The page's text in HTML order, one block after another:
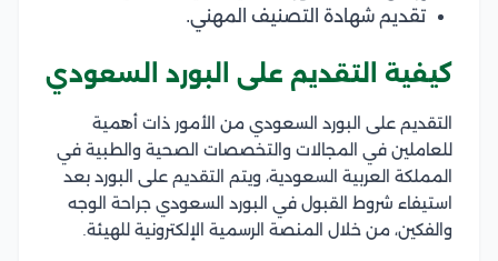
تقديم شهادة التصنيف المهني.
كيفية التقديم على البورد السعودي
التقديم على البورد السعودي من الأمور ذات أهمية
للعاملين في المجالات والتخصصات الصحية والطبية في
المملكة العربية السعودية، ويتم التقديم على البورد بعد
استيفاء شروط القبول في البورد السعودي جراحة الوجه
والفكين، من خلال المنصة الرسمية الإلكترونية للهيئة.